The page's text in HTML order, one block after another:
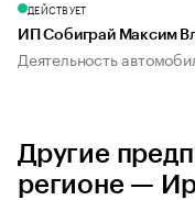
ДЕЙСТВУЕТ
ИП Собиграй Максим
Деятельность
Другие
регионе —